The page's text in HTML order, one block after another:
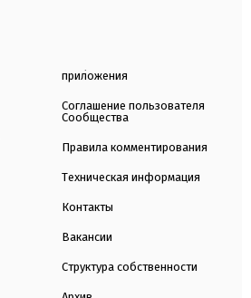
приложения
Соглашение пользователя
Сообщества
Правила комментирования
Техническая информация
Контакты
Вакансии
Структура собственности